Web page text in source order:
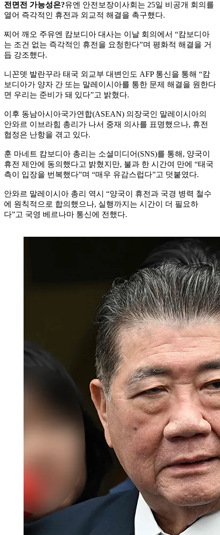
전면전 가능성은?유엔 안전보장이사회는 25일 비공개 회의를
열어 즉각적인 휴전과 외교적 해결을 촉구했다.
찌어 깨오 주유엔 캄보디아 대사는 이날 회의에서 “캄보디아
는 조건 없는 즉각적인 휴전을 요청한다”며 평화적 해결을 거
듭 강조했다.
니꼰뎃 발란꾸라 태국 외교부 대변인도 AFP 통신을 통해 “캄
보디아가 양자 간 또는 말레이시아를 통한 문제 해결을 원한다
면 우리는 준비가 돼 있다”고 밝혔다.
이후 동남아시아국가연합(ASEAN) 의장국인 말레이시아의
안와르 이브라힘 총리가 나서 중재 의사를 표명했으나, 휴전
협정은 난항을 겪고 있다.
훈 마네트 캄보디아 총리는 소셜미디어(SNS)를 통해, 양국이
휴전 제안에 동의했다고 밝혔지만, 불과 한 시간여 만에 “태국
측이 입장을 번복했다”며 “매우 유감스럽다”고 덧붙였다.
안와르 말레이시아 총리 역시 “양국이 휴전과 국경 병력 철수
에 원칙적으로 합의했으나, 실행까지는 시간이 더 필요하
다”고 국영 베르나마 통신에 전했다.